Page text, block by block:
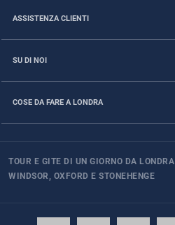
ASSISTENZA CLIENTI
SU DI NOI
COSE DA FARE A LONDRA
TOUR E GITE DI UN GIORNO DA LONDRA
WINDSOR, OXFORD E STONEHENGE